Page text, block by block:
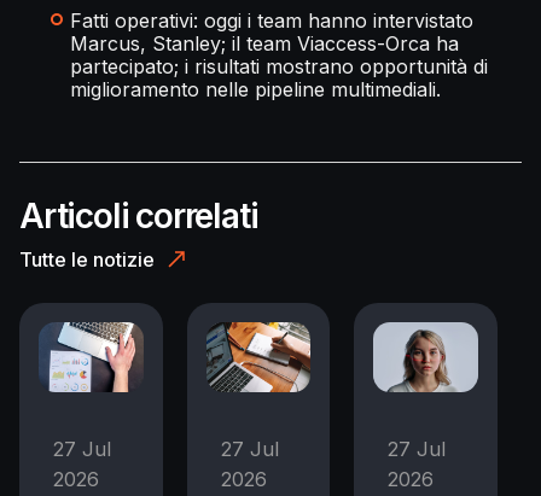
Fatti operativi: oggi i team hanno intervistato
Marcus, Stanley; il team Viaccess-Orca ha
partecipato; i risultati mostrano opportunità di
miglioramento nelle pipeline multimediali.
Articoli correlati
Tutte le notizie
27 Jul
2026
27 Jul
2026
27 Jul
2026